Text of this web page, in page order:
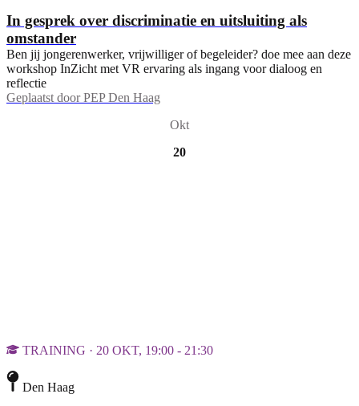
In gesprek over discriminatie en uitsluiting als
omstander
Ben jij jongerenwerker, vrijwilliger of begeleider? doe mee aan deze
workshop InZicht met VR ervaring als ingang voor dialoog en
reflectie
Geplaatst door PEP Den Haag
Okt
20
TRAINING · 20 OKT, 19:00 - 21:30
Den Haag